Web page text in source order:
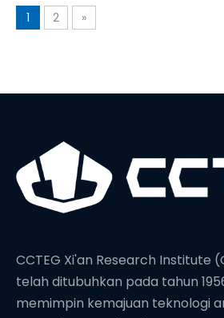
1 2 »
CCTEG Xi'an Research Institute
telah ditubuhkan pada tahun
memimpin kemajuan teknologi